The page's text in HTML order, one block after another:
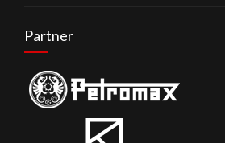
Partner